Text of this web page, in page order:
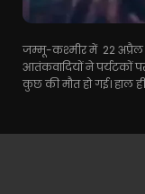
जम्मू-कश्मीर में 22
आतंकवादियों ने पर्यटकों
कुछ की मौत हो गई। हाल